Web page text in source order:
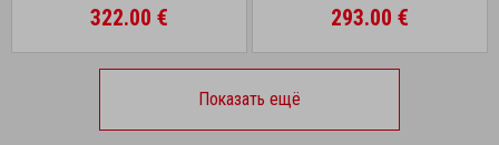
322.00 € 293.00 €
Показать ещё